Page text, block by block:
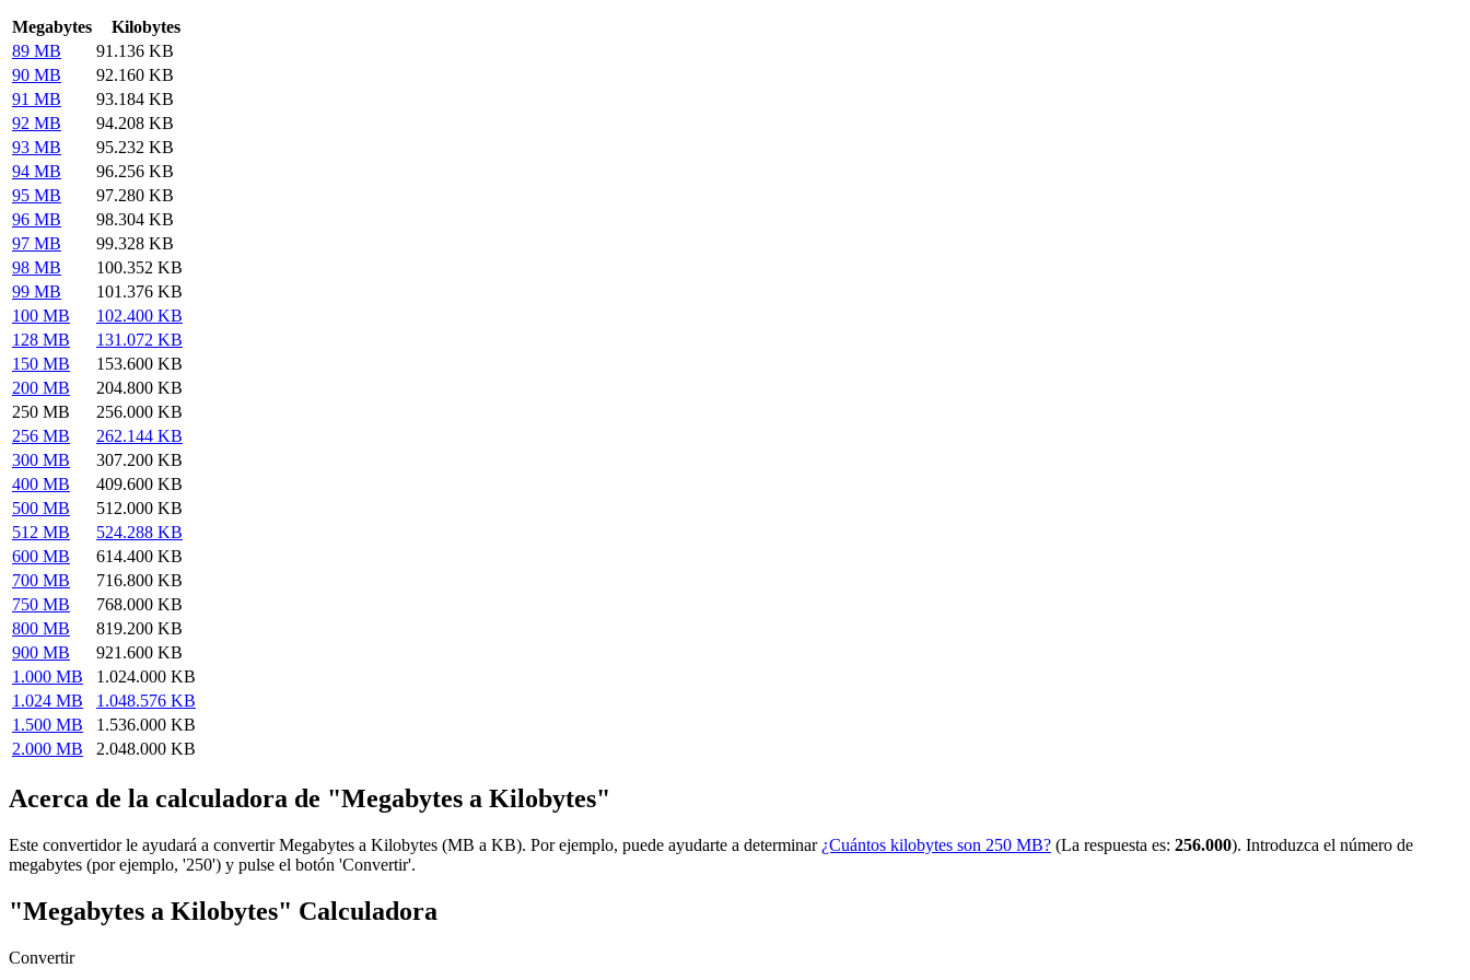
Megabytes
Kilobytes
89 MB
91.136 KB
90 MB
92.160 KB
91 MB
93.184 KB
92 MB
94.208 KB
93 MB
95.232 KB
94 MB
96.256 KB
95 MB
97.280 KB
96 MB
98.304 KB
97 MB
99.328 KB
98 MB
100.352 KB
99 MB
101.376 KB
100 MB
102.400 KB
128 MB
131.072 KB
150 MB
153.600 KB
200 MB
204.800 KB
250 MB
256.000 KB
256 MB
262.144 KB
300 MB
307.200 KB
400 MB
409.600 KB
500 MB
512.000 KB
512 MB
524.288 KB
600 MB
614.400 KB
700 MB
716.800 KB
750 MB
768.000 KB
800 MB
819.200 KB
900 MB
921.600 KB
1.000 MB
1.024.000 KB
1.024 MB
1.048.576 KB
1.500 MB
1.536.000 KB
2.000 MB
2.048.000 KB
Acerca de la calculadora de "Megabytes a Kilobytes"
Este convertidor le ayudará a convertir Megabytes a Kilobytes (MB a KB). Por ejemplo, puede ayudarte a determinar ¿Cuántos kilobytes son 250 MB? (La respuesta es: 256.000). Introduzca el número de
megabytes (por ejemplo, '250') y pulse el botón 'Convertir'.
"Megabytes a Kilobytes" Calculadora
Convertir